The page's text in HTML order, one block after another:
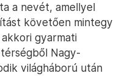
a nevét, amellyel
követően mintegy
gyarmati
Nagy-
világháború után